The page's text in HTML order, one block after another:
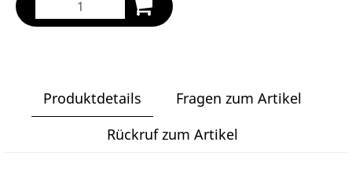
Produktdetails
Fragen zum Artikel
Rückruf zum Artikel